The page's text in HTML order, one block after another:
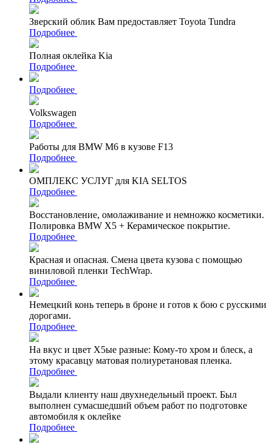
Зверский облик Вам предоставляет Toyota Tundra
Подробнее
Полная оклейка Kia
Подробнее
Подробнее
Volkswagen
Подробнее
Работы для BMW M6 в кузове F13
Подробнее
ОМПЛЕКС УСЛУГ для KIA SELTOS
Подробнее
Восстановление, омолаживание и немножко косметики.
Полировка BMW X5 + Керамическое покрытие.
Подробнее
Красная и опасная. Смена цвета кузова с помощью
виниловой пленки TechWrap.
Подробнее
Немецкий конь теперь в броне и готов к бою с русскими
дорогами.
Подробнее
На вкус и цвет Х5ые разные: Кому-то хром и блеск, а
этому красавцу матовая полиуретановая пленка.
Подробнее
Выдали клиенту наш двухнедельный проект. Был
выполнен сумасшедший объем работ по подготовке
автомобиля к оклейке
Подробнее